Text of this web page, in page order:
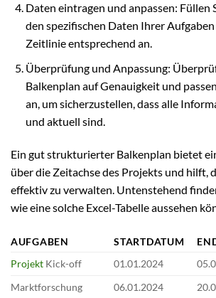
Daten eintragen und anpassen: Füllen
den spezifischen Daten Ihrer Aufgaben
Zeitlinie entsprechend an.
Überprüfung und Anpassung:
Balkenplan auf Genauigkeit und
an, um sicherzustellen, dass alle
und aktuell sind.
Ein gut strukturierter Balkenplan bietet
über die Zeitachse des Projekts und hilft,
effektiv zu verwalten. Untenstehend
wie eine solche Excel-Tabelle aussehen
AUFGABEN STARTDATUM
Projekt Kick-off 01.01.2024
Marktforschung
06.01.2024